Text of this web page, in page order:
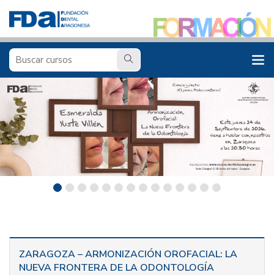
ZARAGOZA – ARMONIZACIÓN OROFACIAL: LA
NUEVA FRONTERA DE LA ODONTOLOGÍA